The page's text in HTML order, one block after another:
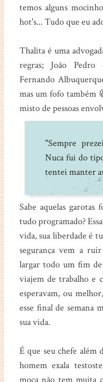
temos alguns
hot's... Tudo que eu
Thalita é uma
regras; João
Fernando
mas um fofo também
misto de pessoas
"Sempre
Nuca fui do
tentei manter
Sabe aquelas
tudo programado?
vida, sua liberdade é
segurança vem a
largar todo um fim
viajem de trabalho e
esperavam, ou
esse final de semana
sua vida.
É que seu chefe além
homem exala